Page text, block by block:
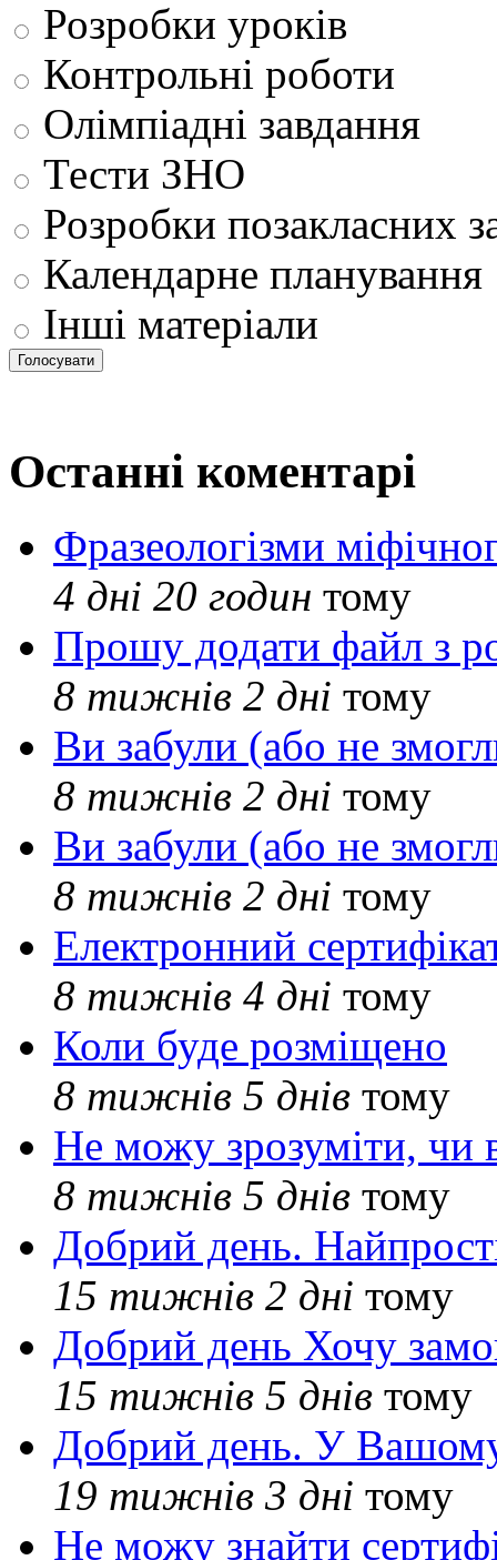
Розробки уроків
Контрольні роботи
Олімпіадні завдання
Тести ЗНО
Розробки позакласних
Календарне планування
Інші матеріали
Останні коментарі
Фразеологізми
4 дні 20 годин тому
Прошу додати файл з
8 тижнів 2 дні тому
Ви забули (або не
8 тижнів 2 дні тому
Ви забули (або не
8 тижнів 2 дні тому
Електронний
8 тижнів 4 дні тому
Коли буде розміщено
8 тижнів 5 днів тому
Не можу зрозуміти, чи
8 тижнів 5 днів тому
Добрий день.
15 тижнів 2 дні тому
Добрий день Хочу
15 тижнів 5 днів тому
Добрий день. У Вашому
19 тижнів 3 дні тому
Не можу знайти